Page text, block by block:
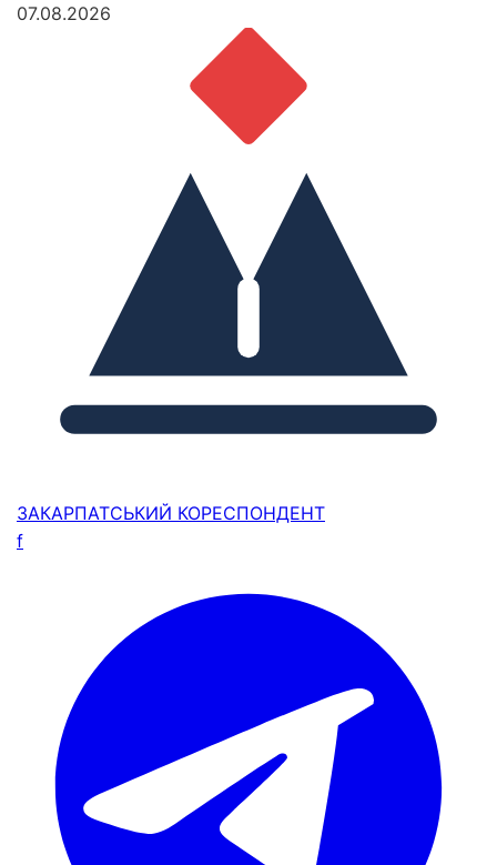
07.08.2026
ЗАКАРПАТСЬКИЙ КОРЕСПОНДЕНТ
f